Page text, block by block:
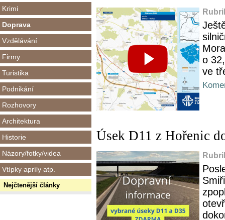
Krimi
Doprava
Vzdělávání
Firmy
Turistika
Podnikání
Rozhovory
Architektura
Historie
Názory/fotky/videa
Vtípky apríly atp.
Nejčtenější články
o
ve
Úsek D11 z Hořenic